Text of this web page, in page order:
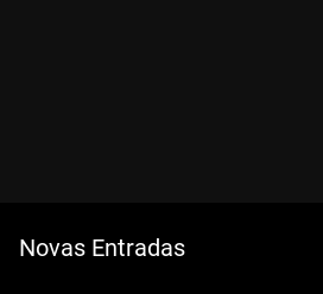
Novas Entradas